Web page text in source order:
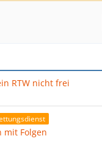
RTW nicht frei
mit Folgen